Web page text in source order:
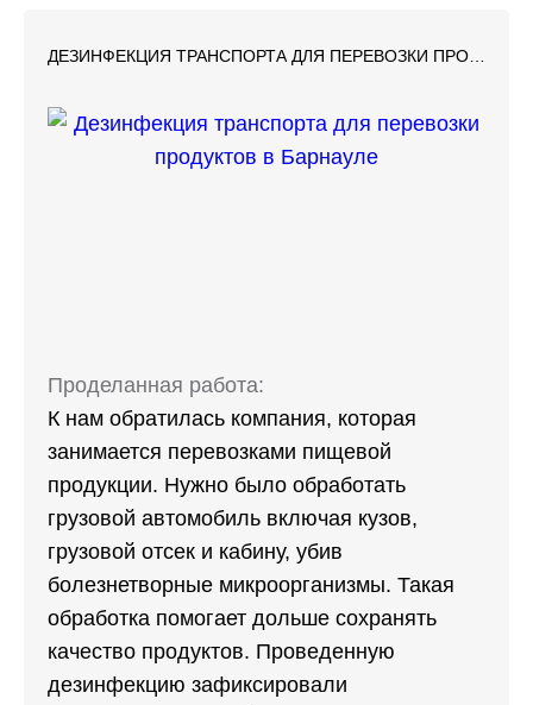
Проделанная работа:
К нам обратилась компания, которая
занимается перевозками пищевой
продукции. Нужно было обработать
грузовой автомобиль включая кузов,
грузовой отсек и кабину, убив
болезнетворные микроорганизмы. Такая
обработка помогает дольше сохранять
качество продуктов. Проведенную
дезинфекцию зафиксировали